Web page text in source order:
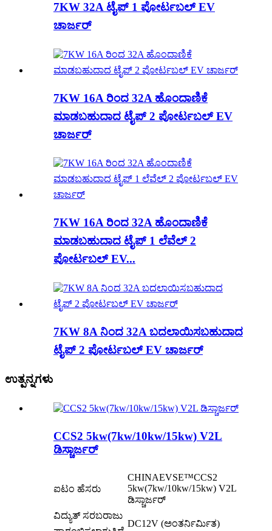
7KW 32A ಟೈಪ್ 1 ಪೋರ್ಟಬಲ್ EV
ಚಾರ್ಜರ್
7KW 16A ರಿಂದ 32A ಹೊಂದಾಣಿಕೆ
ಮಾಡಬಹುದಾದ ಟೈಪ್ 2 ಪೋರ್ಟಬಲ್ EV
ಚಾರ್ಜರ್
7KW 16A ರಿಂದ 32A ಹೊಂದಾಣಿಕೆ
ಮಾಡಬಹುದಾದ ಟೈಪ್ 1 ಲೆವೆಲ್ 2
ಪೋರ್ಟಬಲ್ EV...
7KW 8A ನಿಂದ 32A ಬದಲಾಯಿಸಬಹುದಾದ
ಟೈಪ್ 2 ಪೋರ್ಟಬಲ್ EV ಚಾರ್ಜರ್
ಉತ್ಪನ್ನಗಳು
CCS2 5kw(7kw/10kw/15kw) V2L
ಡಿಸ್ಚಾರ್ಜರ್
ಐಟಂ ಹೆಸರು
CHINAEVSE™️CCS2
5kw(7kw/10kw/15kw) V2L
ಡಿಸ್ಚಾರ್ಜರ್
ವಿದ್ಯುತ್ ಸರಬರಾಜು
DC12V (ಅಂತರ್ನಿರ್ಮಿತ)